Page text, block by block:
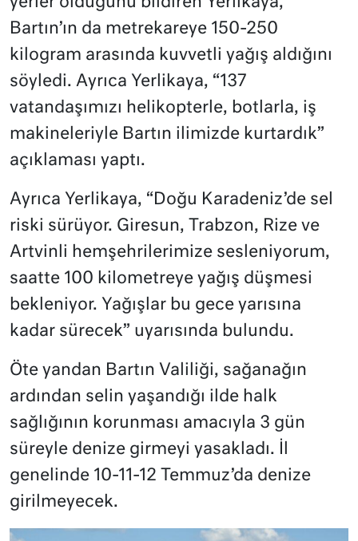
Bartın’ın da metrekareye 150-250
kilogram arasında kuvvetli yağış aldığını
söyledi. Ayrıca Yerlikaya, “137
vatandaşımızı helikopterle, botlarla, iş
makineleriyle Bartın ilimizde kurtardık”
açıklaması yaptı.
Ayrıca Yerlikaya, “Doğu Karadeniz’de sel
riski sürüyor. Giresun, Trabzon, Rize ve
Artvinli hemşehrilerimize sesleniyorum,
saatte 100 kilometreye yağış düşmesi
bekleniyor. Yağışlar bu gece yarısına
kadar sürecek” uyarısında bulundu.
Öte yandan Bartın Valiliği, sağanağın
ardından selin yaşandığı ilde halk
sağlığının korunması amacıyla 3 gün
süreyle denize girmeyi yasakladı. İl
genelinde 10-11-12 Temmuz’da denize
girilmeyecek.